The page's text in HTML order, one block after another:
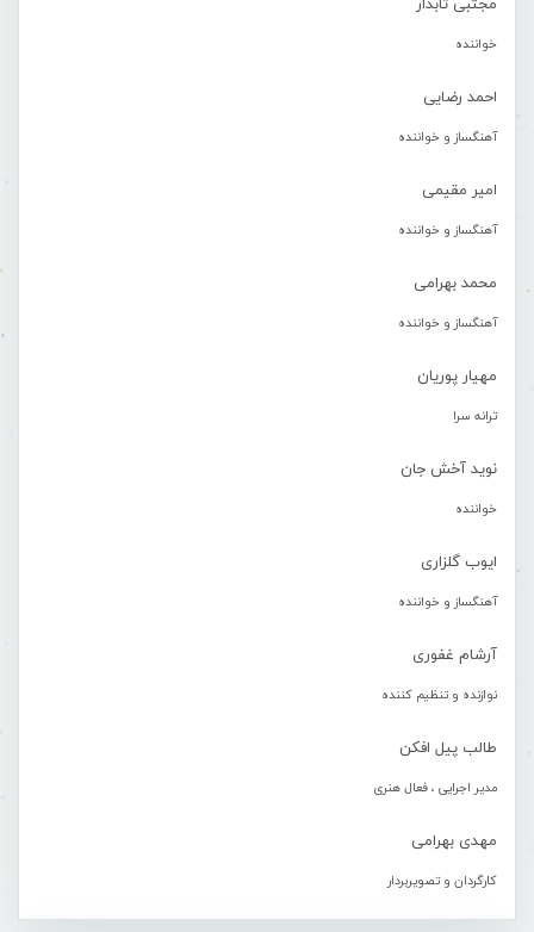
مجتبی تابدار
خواننده
احمد رضایی
آهنگساز و خواننده
امیر مقیمی
آهنگساز و خواننده
محمد بهرامی
آهنگساز و خواننده
مهیار پوریان
ترانه سرا
نوید آخش جان
خواننده
ایوب گلزاری
آهنگساز و خواننده
آرشام غفوری
نوازنده و تنظیم کننده
طالب پیل افکن
مدیر اجرایی ، فعال هنری
مهدی بهرامی
کارگردان و تصویربردار